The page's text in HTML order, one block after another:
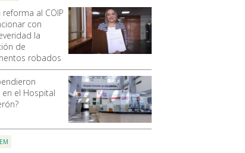
reforma al COIP
con
la
de
robados
en el Hospital